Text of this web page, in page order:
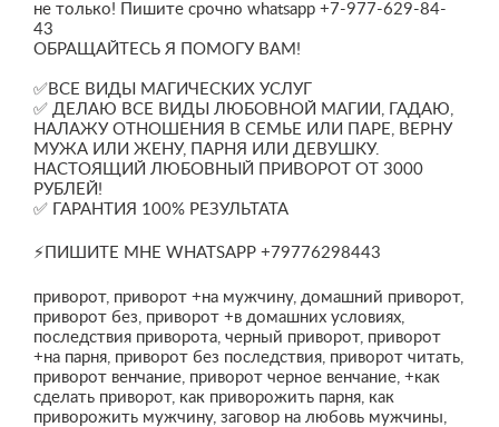
не только! Пишите срочно whatsapp +7-977-629-84-
43
ОБРАЩАЙТЕСЬ Я ПОМОГУ ВАМ!
✅ВСЕ ВИДЫ МАГИЧЕСКИХ УСЛУГ
✅ ДЕЛАЮ ВСЕ ВИДЫ ЛЮБОВНОЙ МАГИИ, ГАДАЮ,
НАЛАЖУ ОТНОШЕНИЯ В СЕМЬЕ ИЛИ ПАРЕ, ВЕРНУ
МУЖА ИЛИ ЖЕНУ, ПАРНЯ ИЛИ ДЕВУШКУ.
НАСТОЯЩИЙ ЛЮБОВНЫЙ ПРИВОРОТ ОТ 3000
РУБЛЕЙ!
✅ ГАРАНТИЯ 100% РЕЗУЛЬТАТА
⚡️ПИШИТЕ МНЕ WHATSAPP +79776298443
приворот, приворот +на мужчину, домашний приворот,
приворот без, приворот +в домашних условиях,
последствия приворота, черный приворот, приворот
+на парня, приворот без последствия, приворот читать,
приворот венчание, приворот черное венчание, +как
сделать приворот, как приворожить парня, как
приворожить мужчину, заговор на любовь мужчины,